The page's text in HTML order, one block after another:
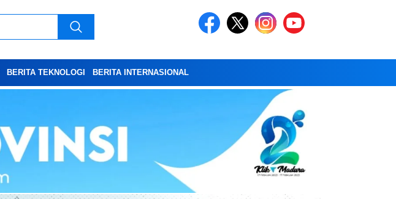
BERITA TEKNOLOGI BERITA INTERNASIONAL